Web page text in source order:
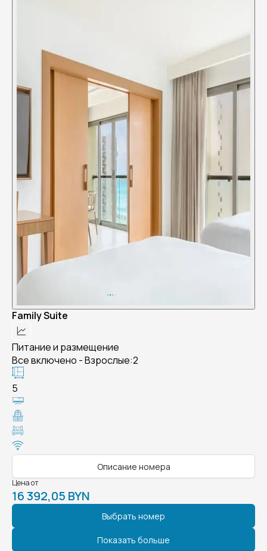
Family Suite
Питание и размещение
Все включено - Взрослые:2
5
Описание номера
Цена от
16 392,05 BYN
Выбрать номер
Показать больше